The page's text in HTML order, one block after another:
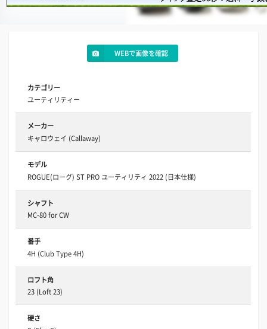
WEBで画像を確認
カテゴリー
ユーティリティー
メーカー
キャロウェイ (Callaway)
モデル
ROGUE(ローグ) ST PRO ユーティリティ 2022 (日本仕様)
シャフト
MC-80 for CW
番手
4H (Club Type 4H)
ロフト角
23 (Loft 23)
硬さ